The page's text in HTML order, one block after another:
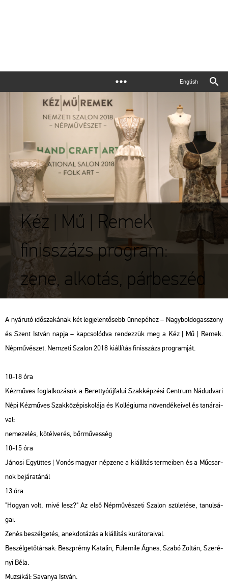
English
Kéz | Mű | Remek
finisszázs program:
zene, alkotás, párbeszéd
A nyár­utó idő­sza­ká­nak két leg­je­len­tő­sebb ün­ne­pé­hez – Nagy­bol­dog­asszony
és Szent Ist­ván napja – kap­cso­lód­va ren­dez­zük meg a Kéz | Mű | Remek.
Nép­mű­vé­szet. Nem­ze­ti Sza­lon 2018 ki­ál­lí­tás fi­nisszázs prog­ram­ját.
10-18 óra
Kéz­mű­ves fog­lal­ko­zá­sok a Be­rettyó­új­fa­lui Szak­kép­zé­si Cent­rum Nád­ud­va­ri
Népi Kéz­mű­ves Szak­kö­zép­is­ko­lá­ja és Kol­lé­gi­u­ma nö­ven­dé­ke­i­vel és ta­ná­ra­i­
val:
ne­me­ze­lés, kö­tél­ve­rés, bőr­mű­ves­ség
10-15 óra
Já­no­si Együt­tes | Vonós ma­gyar nép­ze­ne a ki­ál­lí­tás ter­me­i­ben és a Mű­csar­
nok be­já­ra­tá­nál
13 óra
"Ho­gyan volt, mivé lesz?" Az első Nép­mű­vé­sze­ti Sza­lon szü­le­té­se, ta­nul­sá­
gai.
Zenés be­szél­ge­tés, anek­do­tá­zás a ki­ál­lí­tás ku­rá­to­ra­i­val.
Be­szél­ge­tő­tár­sak: Beszp­rémy Ka­ta­lin, Fü­le­mi­le Ágnes, Szabó Zol­tán, Sze­ré­
nyi Béla.
Mu­zsi­kál: Sav­anya Ist­ván.